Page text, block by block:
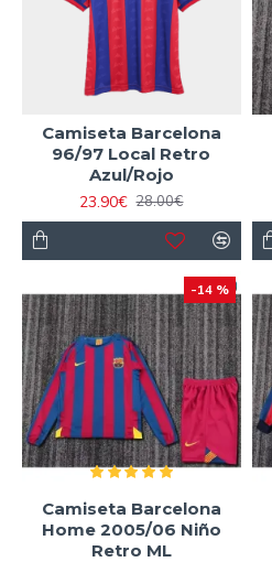
Camiseta Barcelona
96/97 Local Retro
Azul/Rojo
23.90€ 28.00€
-14 %
Camiseta Barcelona
Home 2005/06 Niño
Retro ML